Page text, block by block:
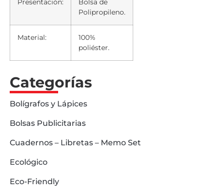
Presentación:
Bolsa de
Polipropileno.
Material:
100%
poliéster.
Categorías
Bolígrafos y Lápices
Bolsas Publicitarias
Cuadernos – Libretas – Memo Set
Ecológico
Eco-Friendly